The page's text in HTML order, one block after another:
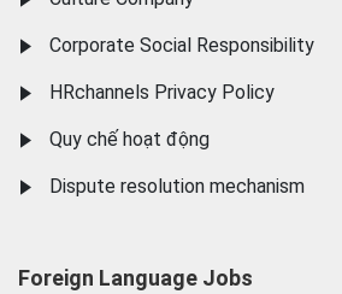
Corporate Social Responsibility
HRchannels Privacy Policy
Quy chế hoạt động
Dispute resolution mechanism
Foreign Language Jobs